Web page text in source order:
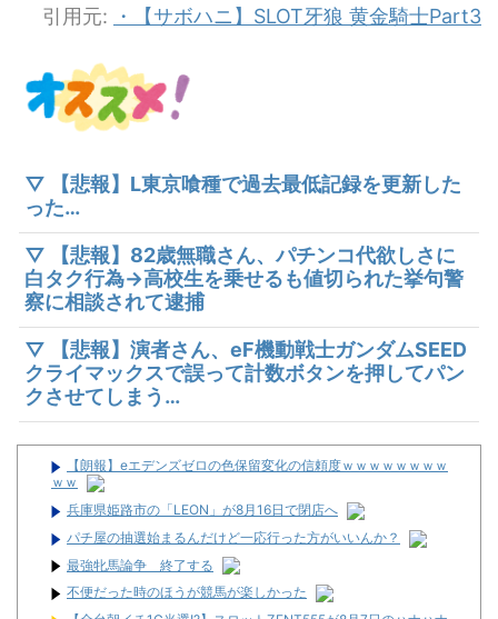
引用元: ・【サボハニ】SLOT牙狼 黄金騎士Part3
▽ 【悲報】L東京喰種で過去最低記録を更新した
った…
▽ 【悲報】82歳無職さん、パチンコ代欲しさに
白タク行為→高校生を乗せるも値切られた挙句警
察に相談されて逮捕
▽ 【悲報】演者さん、eF機動戦士ガンダムSEED
クライマックスで誤って計数ボタンを押してパン
クさせてしまう…
【朗報】eエデンズゼロの色保留変化の信頼度ｗｗｗｗｗｗｗｗ
ｗｗ
兵庫県姫路市の「LEON」が8月16日で閉店へ
パチ屋の抽選始まるんだけど一応行った方がいいんか？
最強牝馬論争 終了する
不便だった時のほうが競馬が楽しかった